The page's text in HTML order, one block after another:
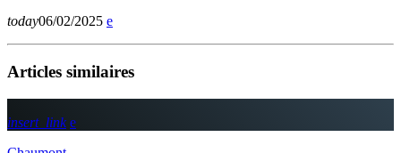
today06/02/2025
Articles similaires
insert_link